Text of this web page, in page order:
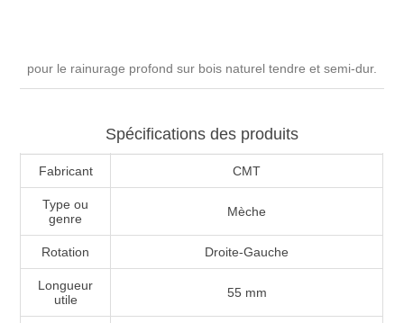
pour le rainurage profond sur bois naturel tendre et semi-dur.
Spécifications des produits
Fabricant CMT
Type ou
genre
Mèche
Rotation Droite-Gauche
Longueur
utile
55 mm